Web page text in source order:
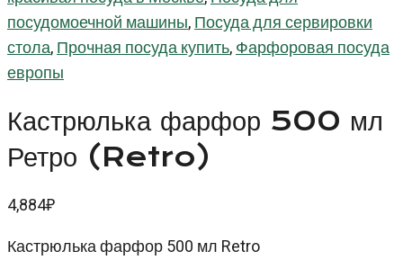
посудомоечной машины,Посуда для сервировки
стола,Прочная посуда купить,Фарфоровая посуда
европы
Кастрюлька фарфор 500 мл
Ретро (Retro)
4,884₽
Кастрюлька фарфор 500 мл Retro